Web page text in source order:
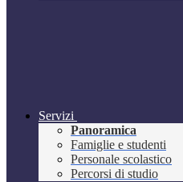
Servizi
Panoramica
Famiglie e studenti
Personale scolastico
Percorsi di studio